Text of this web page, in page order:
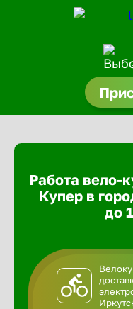
Работа вело-
Купер в
до